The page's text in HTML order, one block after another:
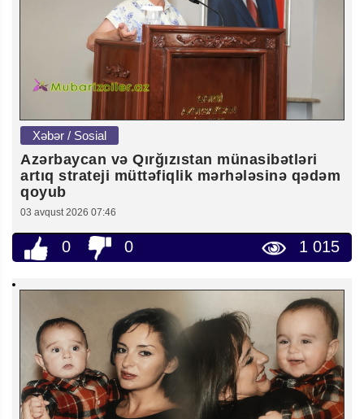
Xəbər / Sosial
Azərbaycan və Qırğızıstan münasibətləri
artıq strateji müttəfiqlik mərhələsinə qədəm
qoyub
03 avqust 2026 07:46
0 0 1 015